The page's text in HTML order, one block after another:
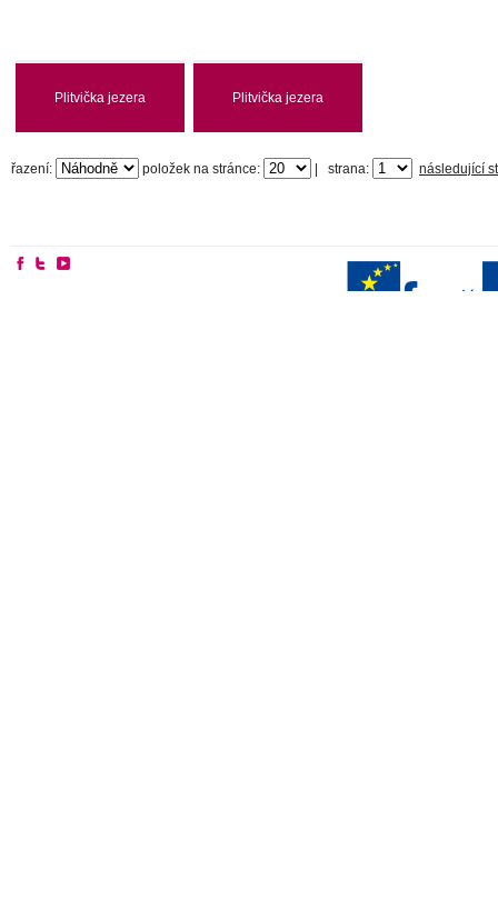
Plitvička jezera Plitvička jezera
řazení: položek na stránce: strana: následující